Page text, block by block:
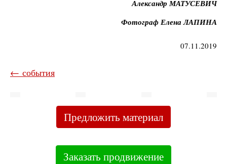
Александр МАТУСЕВИЧ
Фотограф Елена ЛАПИНА
07.11.2019
← события
Предложить материал
Заказать продвижение